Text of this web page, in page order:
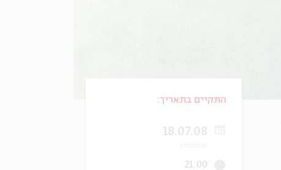
התקיים בתאריך:
18.07.08
21:00